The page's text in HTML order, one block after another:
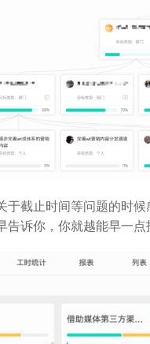
截止时间等问题的时
诉你，你就越能早一点